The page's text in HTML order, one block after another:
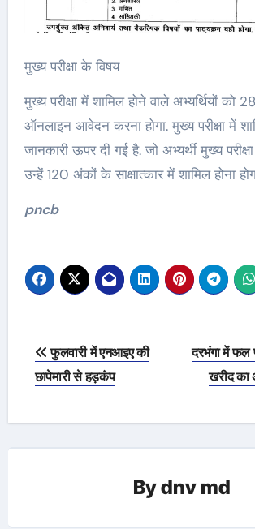
मुख्य परीक्षा के विषय
मुख्य परीक्षा में शामिल होने वाले अभ्यर्थियों को
ऑनलाइन आवेदन करना होगा. मुख्य परीक्षा में
जानकारी ऊपर दी गई है. जो अभ्यर्थी मुख्य
उन्हें 120 अंकों के साक्षात्कार में शामिल होना
pncb
Post
navigation
फुलवारी में एनआइए की
छापेमारी से हड़कंप
दरभंगा में फल
खरीद का
Bydnv md